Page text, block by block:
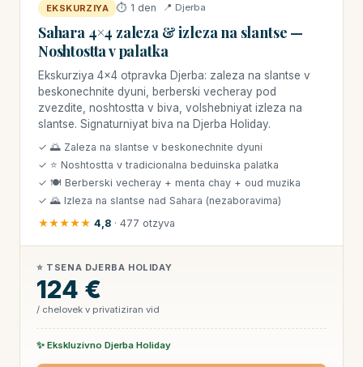
EKSKURZIYA ⏱ 1 den 📍 Djerba
Sahara 4×4 zaleza & izleza na slantse —
Noshtostta v palatka
Ekskurziya 4×4 otpravka Djerba: zaleza na slantse v
beskonechnite dyuni, berberski vecheray pod
zvezdite, noshtostta v biva, volshebniyat izleza na
slantse. Signaturniyat biva na Djerba Holiday.
✓ 🌅 Zaleza na slantse v beskonechnite dyuni
✓ ⭐ Noshtostta v tradicionalna beduinska palatka
✓ 🍽 Berberski vecheray + menta chay + oud muzika
✓ 🌄 Izleza na slantse nad Sahara (nezaboravima)
★★★★★ 4,8 · 477 otzyva
⭐ TSENA DJERBA HOLIDAY
124 €
/ chelovek v privatiziran vid
✨ Ekskluzivno Djerba Holiday